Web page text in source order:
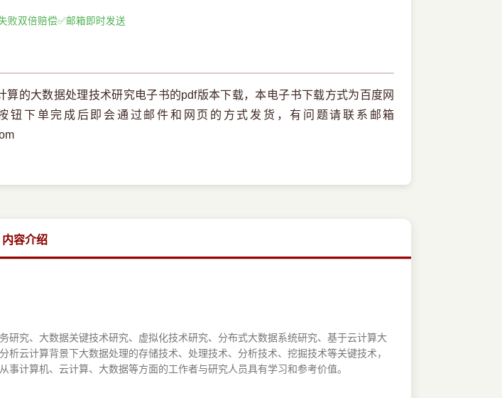
败双倍赔偿✅邮箱即时发送
算的大数据处理技术研究电子书的pdf版本下载，本电子书下载方式为百度网
钮下单完成后即会通过邮件和网页的方式发货，有问题请联系邮箱
内容介绍
究、大数据关键技术研究、虚拟化技术研究、分布式大数据系统研究、基于云计算大
云计算背景下大数据处理的存储技术、处理技术、分析技术、挖掘技术等关键技术，
计算机、云计算、大数据等方面的工作者与研究人员具有学习和参考价值。